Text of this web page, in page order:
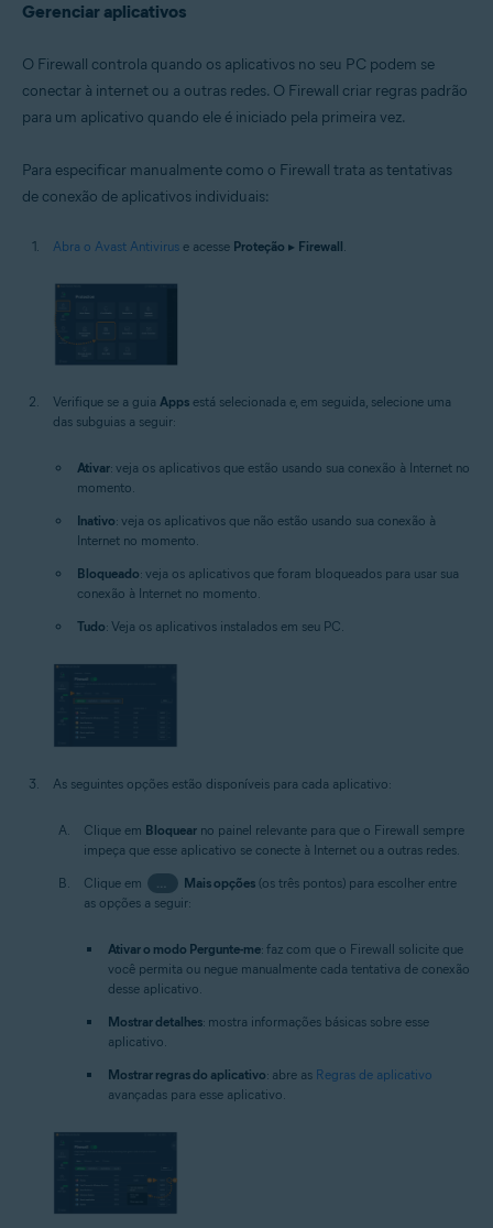
Gerenciar aplicativos
O Firewall controla quando os aplicativos no seu PC podem se
conectar à internet ou a outras redes. O Firewall criar regras padrão
para um aplicativo quando ele é iniciado pela primeira vez.
Para especificar manualmente como o Firewall trata as tentativas
de conexão de aplicativos individuais:
Abra o Avast Antivirus e acesse Proteção ▸ Firewall.
Verifique se a guia Apps está selecionada e, em seguida, selecione uma
das subguias a seguir:
Ativar: veja os aplicativos que estão usando sua conexão à Internet no
momento.
Inativo: veja os aplicativos que não estão usando sua conexão à
Internet no momento.
Bloqueado: veja os aplicativos que foram bloqueados para usar sua
conexão à Internet no momento.
Tudo: Veja os aplicativos instalados em seu PC.
As seguintes opções estão disponíveis para cada aplicativo:
Clique em Bloquear no painel relevante para que o Firewall sempre
impeça que esse aplicativo se conecte à Internet ou a outras redes.
Clique em
Mais opções(os três pontos) para escolher entre
as opções a seguir:
Ativar o modo Pergunte-me: faz com que o Firewall solicite que
você permita ou negue manualmente cada tentativa de conexão
desse aplicativo.
Mostrar detalhes: mostra informações básicas sobre esse
aplicativo.
Mostrar regras do aplicativo: abre as Regras de aplicativo
avançadas para esse aplicativo.